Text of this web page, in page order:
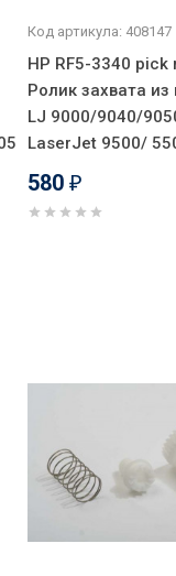
3300/3310/3320/
Код артикула: 408147
HP RF5-3340 pick
Ролик захвата
LJ 9000/9040/
LaserJet 9500/
580 ₽